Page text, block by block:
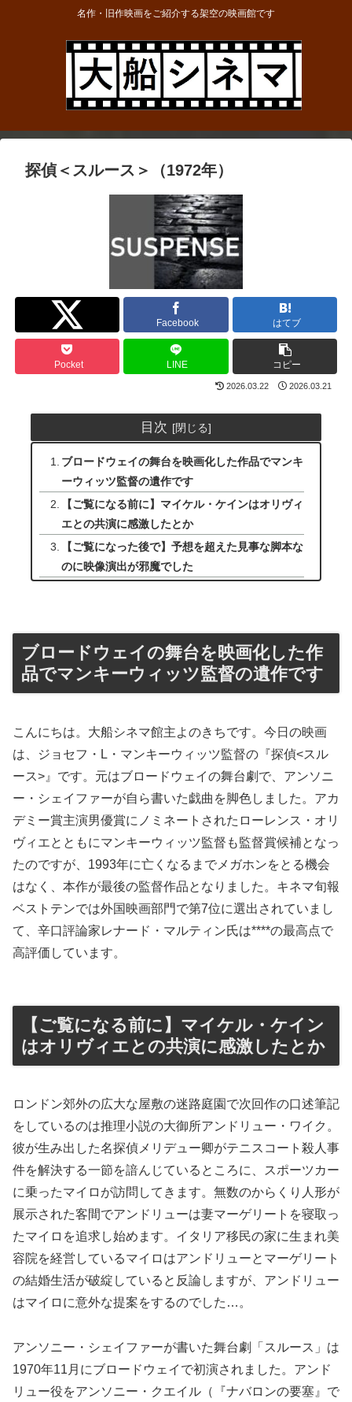
名作・旧作映画をご紹介する架空の映画館です
探偵＜スルース＞（1972年）
Twitter
Facebook はてブ
Pocket LINE コピー
2026.03.22 2026.03.21
目次
ブロードウェイの舞台を映画化した作品でマンキ
ーウィッツ監督の遺作です
【ご覧になる前に】マイケル・ケインはオリヴィ
エとの共演に感激したとか
【ご覧になった後で】予想を超えた見事な脚本な
のに映像演出が邪魔でした
ブロードウェイの舞台を映画化した作
品でマンキーウィッツ監督の遺作です
こんにちは。大船シネマ館主よのきちです。今日の映画
は、ジョセフ・L・マンキーウィッツ監督の『探偵<スル
ース>』です。元はブロードウェイの舞台劇で、アンソニ
ー・シェイファーが自ら書いた戯曲を脚色しました。アカ
デミー賞主演男優賞にノミネートされたローレンス・オリ
ヴィエとともにマンキーウィッツ監督も監督賞候補となっ
たのですが、1993年に亡くなるまでメガホンをとる機会
はなく、本作が最後の監督作品となりました。キネマ旬報
ベストテンでは外国映画部門で第7位に選出されていまし
て、辛口評論家レナード・マルティン氏は****の最高点で
高評価しています。
【ご覧になる前に】マイケル・ケイン
はオリヴィエとの共演に感激したとか
ロンドン郊外の広大な屋敷の迷路庭園で次回作の口述筆記
をしているのは推理小説の大御所アンドリュー・ワイク。
彼が生み出した名探偵メリデュー卿がテニスコート殺人事
件を解決する一節を諳んじているところに、スポーツカー
に乗ったマイロが訪問してきます。無数のからくり人形が
展示された客間でアンドリューは妻マーゲリートを寝取っ
たマイロを追求し始めます。イタリア移民の家に生まれ美
容院を経営しているマイロはアンドリューとマーゲリート
の結婚生活が破綻していると反論しますが、アンドリュー
はマイロに意外な提案をするのでした…。
アンソニー・シェイファーが書いた舞台劇「スルース」は
1970年11月にブロードウェイで初演されました。アンド
リュー役をアンソニー・クエイル（『ナバロンの要塞』で